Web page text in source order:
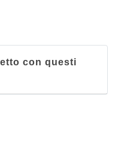
con questi